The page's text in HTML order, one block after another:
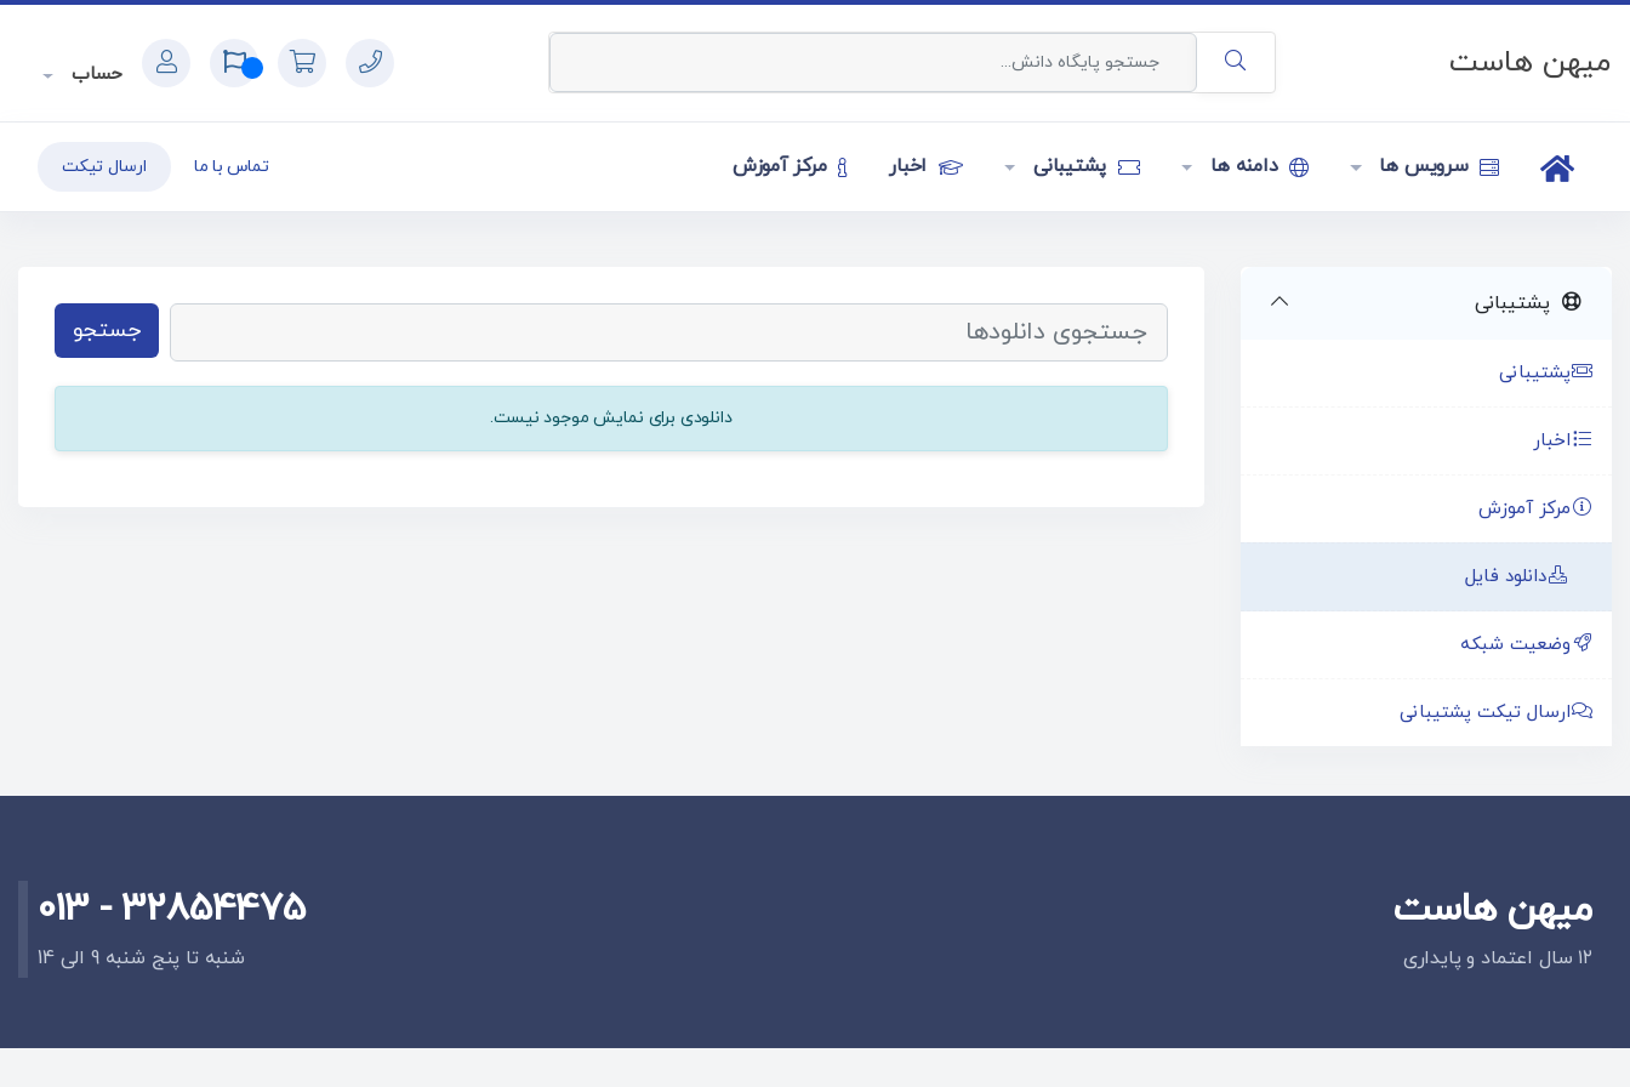
میهن هاست حساب
سرویس ها دامنه ها پشتیبانی اخبار مرکز آموزش تماس با ما ارسال تیکت
پشتیبانی
پشتیبانی
اخبار
مرکز آموزش
دانلود فایل
وضعیت شبکه
ارسال تیکت پشتیبانی
جستجو
دانلودی برای نمایش موجود نیست.
میهن هاست
۱۲ سال اعتماد و پایداری
013 - 32854475
شنبه تا پنج شنبه 9 الی 14